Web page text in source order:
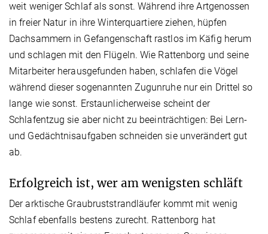
weit weniger Schlaf als sonst. Während ihre Artgenossen
in freier Natur in ihre Winterquartiere ziehen, hüpfen
Dachsammern in Gefangenschaft rastlos im Käfig herum
und schlagen mit den Flügeln. Wie Rattenborg und seine
Mitarbeiter herausgefunden haben, schlafen die Vögel
während dieser sogenannten Zugunruhe nur ein Drittel so
lange wie sonst. Erstaunlicherweise scheint der
Schlafentzug sie aber nicht zu beeinträchtigen: Bei Lern-
und Gedächtnisaufgaben schneiden sie unverändert gut
ab.
Erfolgreich ist, wer am wenigsten schläft
Der arktische Graubruststrandläufer kommt mit wenig
Schlaf ebenfalls bestens zurecht. Rattenborg hat